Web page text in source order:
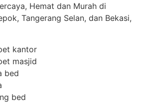
Hemat dan Murah di
Tangerang Selan, dan Bekasi,
kantor
masjid
bed
bed